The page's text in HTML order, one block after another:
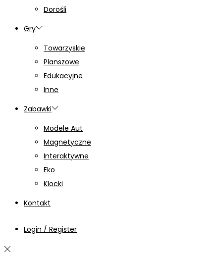
Dorośli
Gry
Towarzyskie
Planszowe
Edukacyjne
Inne
Zabawki
Modele Aut
Magnetyczne
Interaktywne
Eko
Klocki
Kontakt
Login / Register